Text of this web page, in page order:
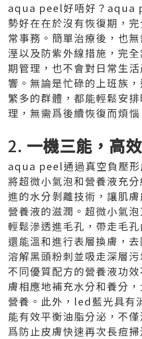
aqua peel好唔好？aqua
勢好在在於沒有恢復期，
常事務。簡單治療後，也
溼以及防紫外線措施，完
期管理，也不會對日常生
響。無論是忙碌的上班族
繁多的群體，都能輕鬆安
理，無需爲後續恢復而煩惱
2. 一機三能，高
aqua peel通過真空負壓形
將超微小氣泡和營養液充
進的水分剝離技術，讓肌
營養液的滋潤。超微小氣
輕鬆滲透進毛孔，帶走毛
還能溫和進行表層換膚，去
溶解黑頭粉刺並吸走深層
不同優質配方的營養液功
膚相應地補充水分和養分
營養。此外，led藍光具有
能有效平衡油脂分泌，不
爲防止皮膚快速再次長痘掃